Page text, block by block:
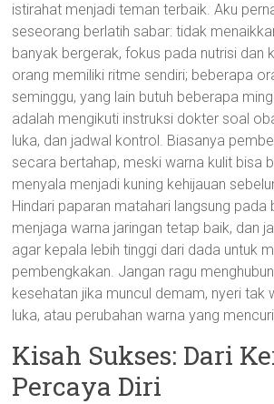
istirahat menjadi teman terbaik. Aku
seseorang berlatih sabar: tidak
banyak bergerak, fokus pada nutrisi dan
orang memiliki ritme sendiri; beberapa
seminggu, yang lain butuh beberapa
adalah mengikuti instruksi dokter soal
luka, dan jadwal kontrol. Biasanya
secara bertahap, meski warna kulit bisa
menyala menjadi kuning kehijauan
Hindari paparan matahari langsung pada
menjaga warna jaringan tetap baik, dan
agar kepala lebih tinggi dari dada untuk
pembengkakan. Jangan ragu
kesehatan jika muncul demam, nyeri tak
luka, atau perubahan warna yang
Kisah Sukses: Dari
Percaya Diri